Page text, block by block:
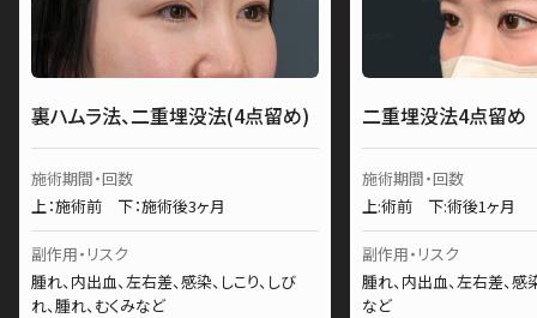
裏ハムラ法、二重埋没法(4点留め)
施術期間・回数
上：施術前 下：施術後3ヶ月
副作用・リスク
腫れ、内出血、左右差、感染、しこり、しび
れ、腫れ、むくみなど
二重埋没法4点留め
施術期間・回数
上:術前 下:術後1ヶ月
副作用・リスク
腫れ、内出血、左右差、感
など